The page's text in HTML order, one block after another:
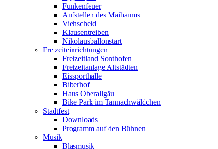
Funkenfeuer
Aufstellen des Maibaums
Viehscheid
Klausentreiben
Nikolausballonstart
Freizeiteinrichtungen
Freizeitland Sonthofen
Freizeitanlage Altstädten
Eissporthalle
Biberhof
Haus Oberallgäu
Bike Park im Tannachwäldchen
Stadtfest
Downloads
Programm auf den Bühnen
Musik
Blasmusik